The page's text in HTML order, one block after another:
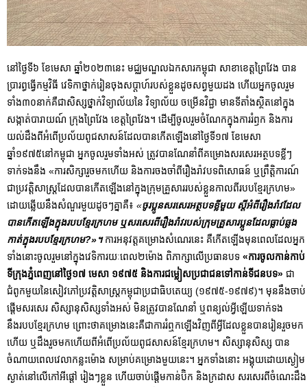
នៅថ្ងៃទី៦ ខែមេសា ឆ្នាំ២០២៣នេះ មជ្ឈមណ្ឌលឯកសារកម្ពុជា សាខាខេត្តព្រៃវែង បាន
ប្រារព្ធធ្វើកម្មវិធី វេទិកាថ្នាក់រៀនចុងសប្តាហ៍របស់ខ្លួនដូចសព្វមួយដង ហើយអ្នកចូលរួម
ទាំង៣០នាក់គឺជាសិស្សថ្នាក់វិទ្យាល័យនៃ វិទ្យាល័យ ចម្រើនវិជ្ជា មានទីតាំងស្ថិតនៅក្នុង
សង្កាត់បារាយណ៍ ក្រុងព្រៃវែង ខេត្តព្រៃវែង។ ដើម្បីចូលរួមចំណែកក្នុងការរំឭក និងការ
យល់ដឹងពីអំពើប្រល័យពូជសាសន៍ដែលបានកើតឡើងនៅថ្ងៃទី១៧ ខែមេសា
ឆ្នាំ១៩៧៥នៅកម្ពុជា អ្នកចូលរួមទាំងអស់ ត្រូវបានណែនាំពីគម្រោងសរសេរអត្ថបទខ្លីៗ
ទាក់ទងនឹង «ការសិក្សារួចមកហើយ និងការចងចាំពីរឿងរ៉ាវបទពិសោធន៍ ឬព្រឹត្តិការណ៍
ជាប្រវត្តិសាស្ត្រដែលបានកើតឡើងនៅក្នុងក្រុមគ្រួសាររបស់ខ្លួនកាលពីរបបខ្មែរក្រហម»
ដោយឆ្លើយនឹងសំណួរមួយដូចៗគ្នាគឺ៖ «ចូរប្អូនសរសេរអត្ថបទខ្លីមួយ ស្តីអំពីរឿងរ៉ាវដែល
បានកើតឡើងក្នុងរបបខ្មែរក្រហម ឬសរសេរពីរឿងរ៉ាវរបស់ក្រុមគ្រួសារប្អូនដែលធ្លាប់ឆ្លង
កាត់ក្នុងរបបខ្មែរក្រហម?»។ការអនុវត្តគម្រោងសំណេរនេះ គឺកើតឡើងមុនពេលដែលអ្នក
ទាំងនោះចូលរួមនៅក្នុងវេទិការយៈពេល២ម៉ោង ពិភាក្សាលើប្រធានបទ «ការចូលកាន់កាប់
ទីក្រុងភ្នំពេញនៅថ្ងៃ១៧ មេសា ១៩៧៥ និងការជម្លៀសប្រជាជនទៅកាន់ទីជនបទ» ជា
ជំពូកមួយនៃសៀវភៅប្រវត្តិសាស្ត្រកម្ពុជាប្រជាធិបតេយ្យ (១៩៧៥-១៩៧៩)។ មុននឹងចាប់
ផ្តើមសរសេរ សិស្សានុសិស្សទាំងអស់ មិនត្រូវបានណែនាំ ឬពន្យល់អ្វីឡើយទាក់ទង
នឹងរបបខ្មែរក្រហម ព្រោះថាគម្រោងនេះគឺជាការរំឮកឡើងវិញពីអ្វីដែលខ្លួនបានរៀនរួចមក
ហើយ ឬដឹងរួចមកហើយពីអំពើប្រល័យពូជសាសន៍ខ្មែរក្រហម។ សិស្សានុសិស្ស បាន
ចំណាយពេលវេលាកន្លះម៉ោង សម្រាប់គម្រោងមួយនេះ។ អ្នកទាំងនោះ អង្គុយដោយស្ងៀម
ស្ងាត់នៅលើកៅអីផ្តៅ រៀងៗខ្លួន ហើយចាប់ផ្តើមកាន់ប៊ិក និងក្រដាស សរសេរពីចំណេះដឹង